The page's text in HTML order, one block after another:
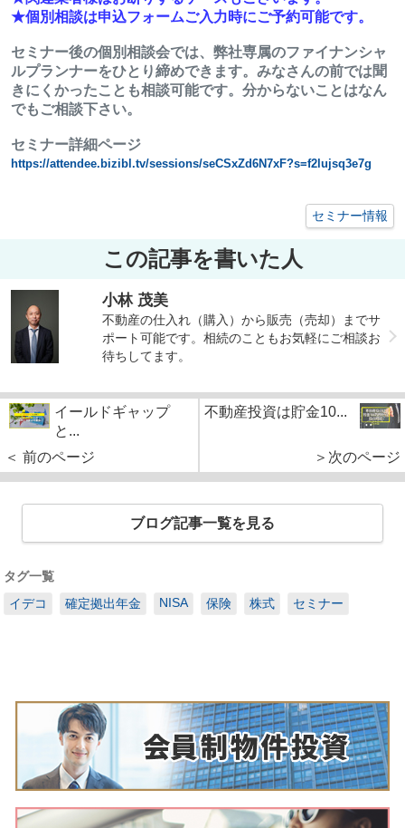
★個別相談は申込フォームご入力時にご予約可能です。
セミナー後の個別相談会では、弊社専属のファイナンシャ
ルプランナーをひとり締めできます。みなさんの前では聞
きにくかったことも相談可能です。分からないことはなん
でもご相談下さい。
セミナー詳細ページ
https://attendee.bizibl.tv/sessions/seCSxZd6N7xF?s=f2lujsq3e7g
セミナー情報
この記事を書いた人
小林 茂美
不動産の仕入れ（購入）から販売（売却）までサ
ポート可能です。相続のこともお気軽にご相談お
待ちしてます。
イールドギャップ
と...
＜ 前のページ
不動産投資は貯金10...
＞次のページ
ブログ記事一覧を見る
タグ一覧
イデコ
確定拠出年金 NISA 保険 株式 セミナー